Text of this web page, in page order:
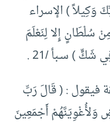
) الإسراء
سُلْطَانٍ إِلا لِنَعْلَمَ
) سـبأ /21 .
فيقول : ( قَالَ رَبِّ
وَلأُغْوِيَنَّهُمْ أَجْمَعِينَ